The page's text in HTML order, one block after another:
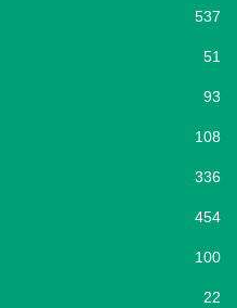
537
51
93
108
336
454
100
22